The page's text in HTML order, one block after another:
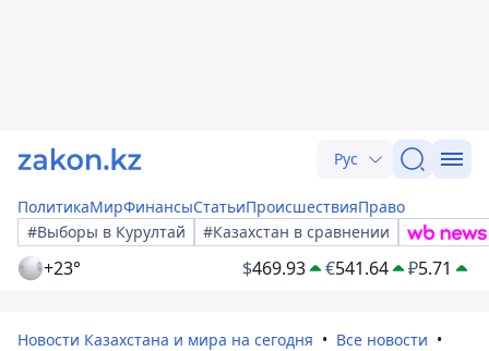
Рус
ПолитикаМирФинансыСтатьиПроисшествияПраво
#Выборы в Курултай
#Казахстан в сравнении
+23° $469.93 €541.64 ₽5.71
Новости Казахстана и мира на сегодня
Все новости